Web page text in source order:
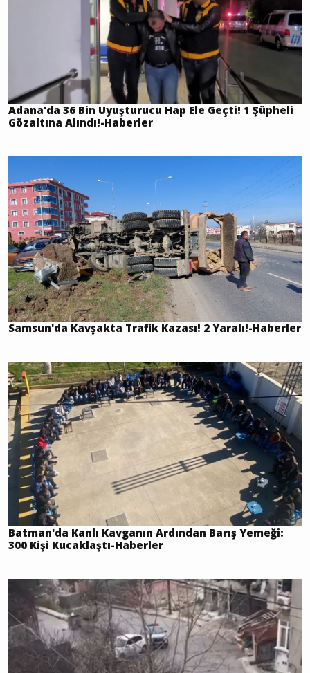
Adana'da 36 Bin Uyuşturucu Hap Ele Geçti! 1 Şüpheli
Gözaltına Alındı!-Haberler
Samsun'da Kavşakta Trafik Kazası! 2 Yaralı!-Haberler
Batman'da Kanlı Kavganın Ardından Barış Yemeği:
300 Kişi Kucaklaştı-Haberler